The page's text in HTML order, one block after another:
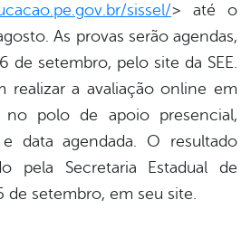
sissel/> até o
As provas serão agendas,
de setembro, pelo site da SEE.
realizar a avaliação online em
no polo de apoio presencial,
data agendada. O resultado
pela Secretaria Estadual de
de setembro, em seu site.